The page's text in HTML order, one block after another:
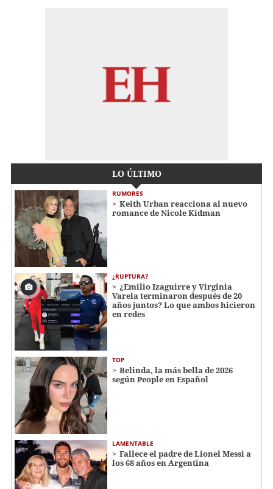
LO ÚLTIMO
RUMORES
Keith Urban reacciona al nuevo
romance de Nicole Kidman
¿RUPTURA?
¿Emilio Izaguirre y Virginia
Varela terminaron después de 20
años juntos? Lo que ambos hicieron
en redes
TOP
Belinda, la más bella de 2026
según People en Español
LAMENTABLE
Fallece el padre de Lionel Messi a
los 68 años en Argentina